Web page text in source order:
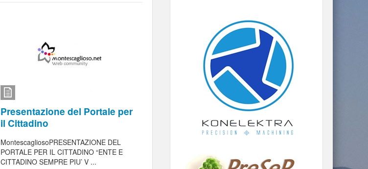
Presentazione del Portale per
il Cittadino
MontescagliosoPRESENTAZIONE DEL
PORTALE PER IL CITTADINO “ENTE E
CITTADINO SEMPRE PIU’ V ...